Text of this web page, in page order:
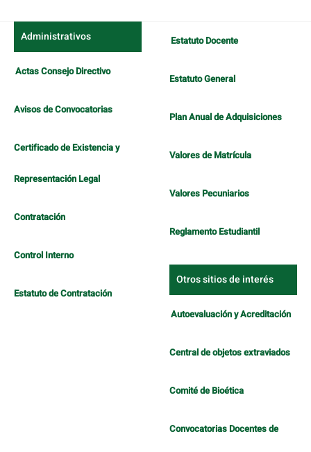
Administrativos
Actas Consejo Directivo
Avisos de Convocatorias
Certificado de Existencia y
Representación Legal
Contratación
Control Interno
Estatuto de Contratación
Estatuto Docente
Estatuto General
Plan Anual de Adquisiciones
Valores de Matrícula
Valores Pecuniarios
Reglamento Estudiantil
Otros sitios de interés
Autoevaluación y Acreditación
Central de objetos extraviados
Comité de Bioética
Convocatorias Docentes de